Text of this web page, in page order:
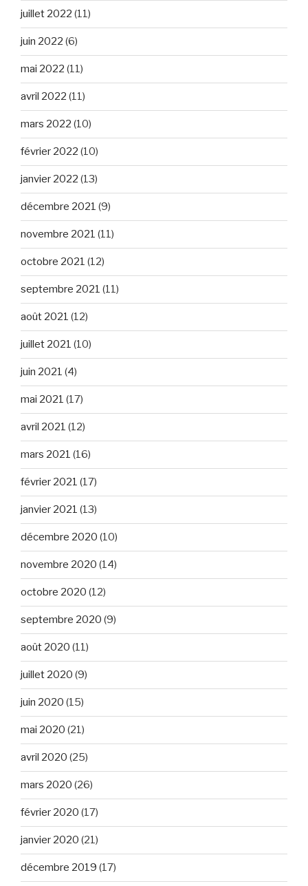
juillet 2022 (11)
juin 2022 (6)
mai 2022 (11)
avril 2022 (11)
mars 2022 (10)
février 2022 (10)
janvier 2022 (13)
décembre 2021 (9)
novembre 2021 (11)
octobre 2021 (12)
septembre 2021 (11)
août 2021 (12)
juillet 2021 (10)
juin 2021 (4)
mai 2021 (17)
avril 2021 (12)
mars 2021 (16)
février 2021 (17)
janvier 2021 (13)
décembre 2020 (10)
novembre 2020 (14)
octobre 2020 (12)
septembre 2020 (9)
août 2020 (11)
juillet 2020 (9)
juin 2020 (15)
mai 2020 (21)
avril 2020 (25)
mars 2020 (26)
février 2020 (17)
janvier 2020 (21)
décembre 2019 (17)